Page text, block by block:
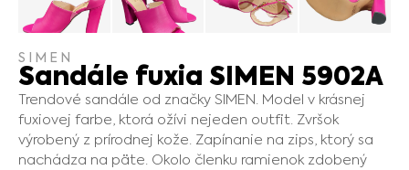
SIMEN
Sandále fuxia SIMEN 5902A
Trendové sandále od značky SIMEN. Model v krásnej
fuxiovej farbe, ktorá ožívi nejeden outfit. Zvršok
výrobený z prírodnej kože. Zapínanie na zips, ktorý sa
nachádza na päte. Okolo členku ramienok zdobený